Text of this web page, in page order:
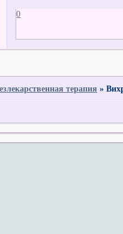
0
терапия »